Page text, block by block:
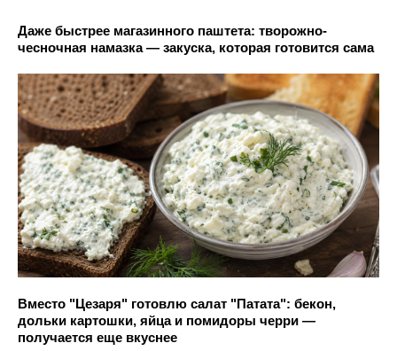
Даже быстрее магазинного паштета: творожно-
чесночная намазка — закуска, которая готовится сама
Вместо "Цезаря" готовлю салат "Патата": бекон,
дольки картошки, яйца и помидоры черри —
получается еще вкуснее